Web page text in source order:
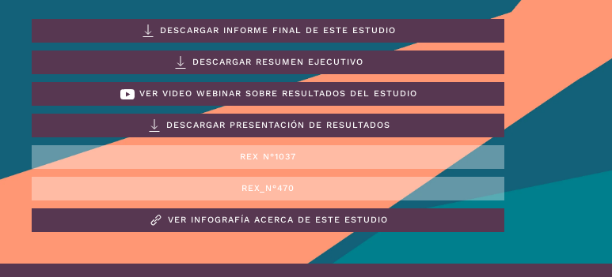
DESCARGAR INFORME FINAL DE ESTE ESTUDIO
DESCARGAR RESUMEN EJECUTIVO
VER VIDEO WEBINAR SOBRE RESULTADOS DEL ESTUDIO
DESCARGAR PRESENTACIÓN DE RESULTADOS
REX N°1037
REX_N°470
VER INFOGRAFÍA ACERCA DE ESTE ESTUDIO